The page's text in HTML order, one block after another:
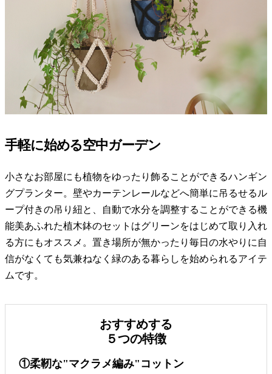
手軽に始める空中ガーデン
小さなお部屋にも植物をゆったり飾ることができるハンギン
グプランター。壁やカーテンレールなどへ簡単に吊るせるル
ープ付きの吊り紐と、自動で水分を調整することができる機
能美あふれた植木鉢のセットはグリーンをはじめて取り入れ
る方にもオススメ。置き場所が無かったり毎日の水やりに自
信がなくても気兼ねなく緑のある暮らしを始められるアイテ
ムです。
おすすめする
５つの特徴
①柔靭な"マクラメ編み"コットン